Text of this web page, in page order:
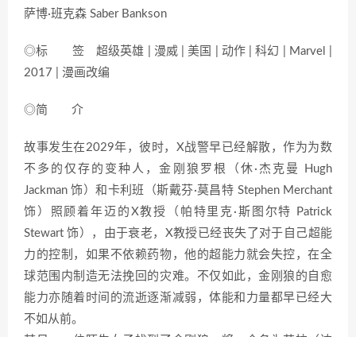
萨博·班克森 Saber Bankson
◎标 签 超级英雄 | 漫威 | 美国 | 动作 | 科幻 | Marvel |
2017 | 漫画改编
◎简 介
故事发生在2029年，彼时，X战警早已经解散，作为为数
不多的仅存的变种人，金刚狼罗根（休·杰克曼 Hugh
Jackman 饰）和卡利班（斯戴芬·莫昌特 Stephen Merchant
饰）照顾着年迈的X教授（帕特里克·斯图尔特 Patrick
Stewart 饰），由于衰老，X教授已经丧失了对于自己超能
力的控制，如果不依赖药物，他的超能力就会失控，在全
球范围内制造无法挽回的灾难。不仅如此，金刚狼的自愈
能力亦随着时间的流逝逐渐减弱，体能和力量都早已经大
不如从前。